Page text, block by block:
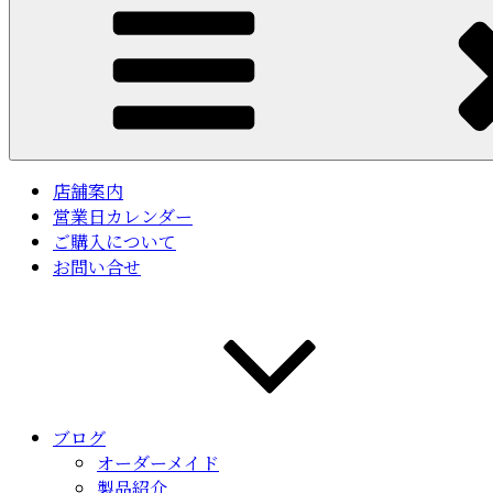
店舗案内
営業日カレンダー
ご購入について
お問い合せ
ブログ
オーダーメイド